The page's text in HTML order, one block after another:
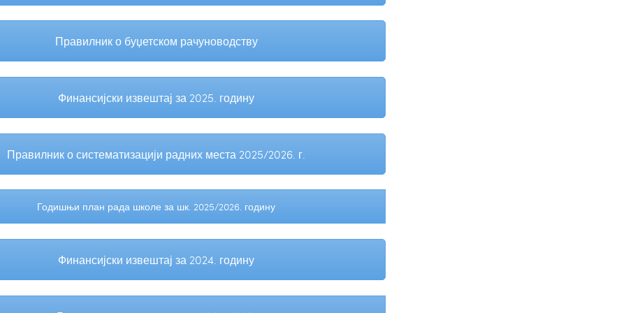
Правилник о буџетском рачуноводству
Финансијски извештај за 2025. годину
Правилник о систематизацији радних места 2025/2026. г.
Годишњи план рада школе за шк. 2025/2026. годину
Финансијски извештај за 2024. годину